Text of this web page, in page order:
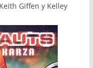
Giffen y Kelley